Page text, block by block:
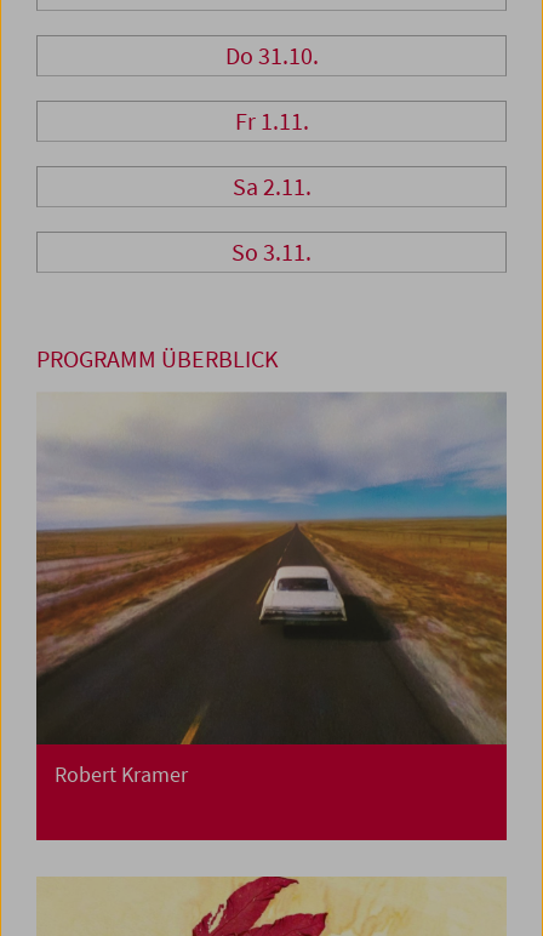
Do 31.10.
Fr 1.11.
Sa 2.11.
So 3.11.
PROGRAMM ÜBERBLICK
Robert Kramer